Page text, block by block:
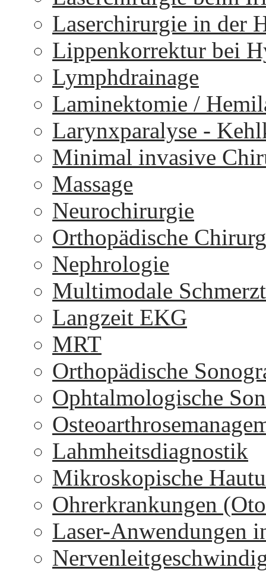
Laserchirurgie in der
Lippenkorrektur bei
Lymphdrainage
Laminektomie /
Larynxparalyse -
Minimal invasive
Massage
Neurochirurgie
Orthopädische
Nephrologie
Multimodale
Langzeit EKG
MRT
Orthopädische
Ophtalmologische
Lahmheitsdiagnostik
Mikroskopische
Ohrerkrankungen
Laser-Anwendungen